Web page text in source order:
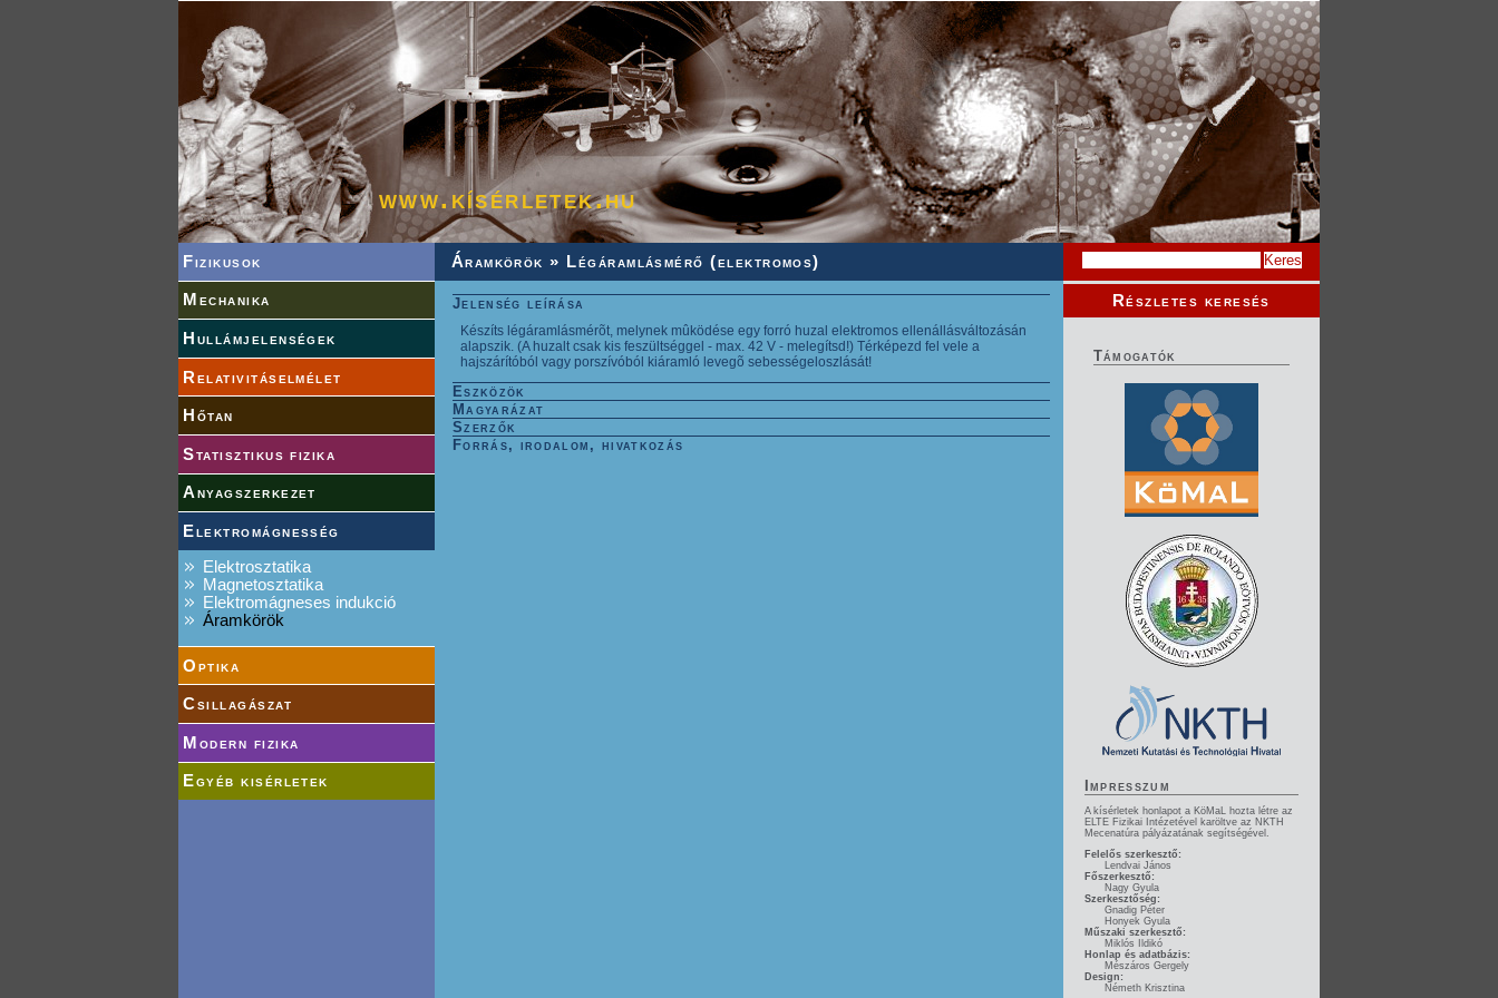
www.kísérletek.hu
Fizikusok
Mechanika
Hullámjelenségek
Relativitáselmélet
Hőtan
Statisztikus fizika
Anyagszerkezet
Elektromágnesség
Elektrosztatika
Magnetosztatika
Elektromágneses indukció
Áramkörök
Optika
Csillagászat
Modern fizika
Egyéb kisérletek
Áramkörök » Légáramlásmérő (elektromos)
Jelenség leírása
Készíts légáramlásmérõt, melynek mûködése egy forró huzal elektromos ellenállásváltozásán
alapszik. (A huzalt csak kis feszültséggel - max. 42 V - melegítsd!) Térképezd fel vele a
hajszárítóból vagy porszívóból kiáramló levegõ sebességeloszlását!
Eszközök
Magyarázat
Szerzők
Forrás, irodalom, hivatkozás
Részletes keresés
Támogatók
Impresszum
A kísérletek honlapot a KöMaL hozta létre az
ELTE Fizikai Intézetével karöltve az NKTH
Mecenatúra pályázatának segítségével.
Felelős szerkesztő:
Lendvai János
Főszerkesztő:
Nagy Gyula
Szerkesztőség:
Gnadig Péter
Honyek Gyula
Műszaki szerkesztő:
Miklós Ildikó
Honlap és adatbázis:
Mészáros Gergely
Design:
Németh Krisztina